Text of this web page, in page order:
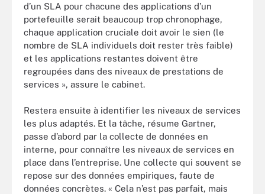
d’un SLA pour chacune des applications d’un
portefeuille serait beaucoup trop chronophage,
chaque application cruciale doit avoir le sien (le
nombre de SLA individuels doit rester très faible)
et les applications restantes doivent être
regroupées dans des niveaux de prestations de
services », assure le cabinet.
Restera ensuite à identifier les niveaux de services
les plus adaptés. Et la tâche, résume Gartner,
passe d’abord par la collecte de données en
interne, pour connaître les niveaux de services en
place dans l’entreprise. Une collecte qui souvent se
repose sur des données empiriques, faute de
données concrètes. « Cela n’est pas parfait, mais